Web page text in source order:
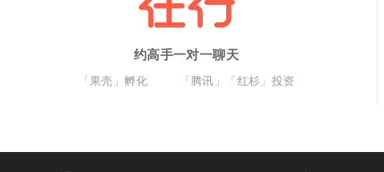
约高手一对一聊天
「果壳」孵化 「腾讯」「红杉」投资